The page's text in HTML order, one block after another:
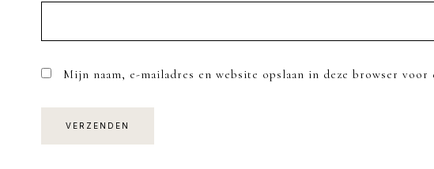
Mijn naam, e-mailadres en website opslaan in deze browser